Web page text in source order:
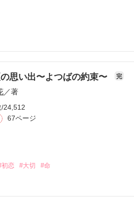
った。
てしまった記憶。
政治によって壊された愛を、もう一度…
〜
思い出〜よつばの約束〜 完
／著
/24,512
67ページ
初恋 #大切 #命